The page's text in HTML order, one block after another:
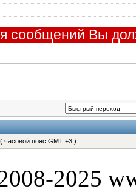
сообщений Вы
часовой пояс GMT +3 )
2025